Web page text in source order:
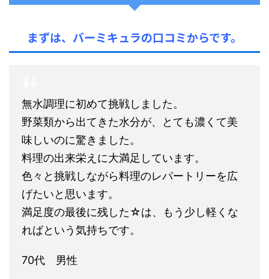
まずは、バーミキュラの口コミからです。
無水調理に初めて挑戦しました。
野菜類から出てきた水分が、とても濃くて美
味しいのに驚きました。
料理の出来栄えに大満足しています。
色々と挑戦しながら料理のレパートリーを広
げたいと思います。
満足度の最後に残した☆は、もう少し軽くな
ればという気持ちです。
70代 男性